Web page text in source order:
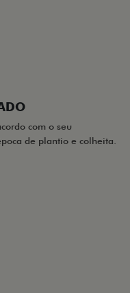
com o seu
de plantio e colheita.